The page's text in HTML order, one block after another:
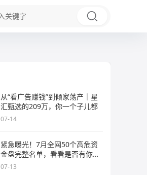
从“看广告赚钱”到倾家荡产｜星
汇甄选的209万，你一个子儿都
07-14
紧急曝光！7月全网50个高危资
金盘完整名单，看看是否有你正
在
07-13